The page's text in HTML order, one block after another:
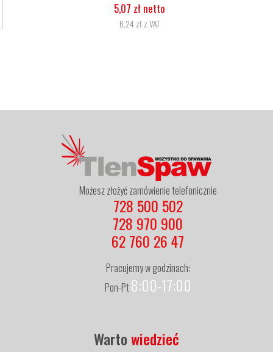
5,07 zł netto
6,24 zł z VAT
Możesz złożyć zamówienie telefonicznie
728 500 502
728 970 900
62 760 26 47
Pracujemy w godzinach:
Pon-Pt8:00-17:00
Wartowiedzieć